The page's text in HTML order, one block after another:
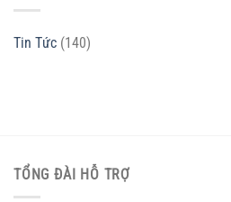
Tin Tức (140)
TỔNG ĐÀI HỖ TRỢ